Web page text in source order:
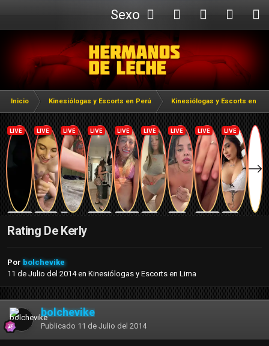
Sexo
Webcam
Inicio Kinesiólogas y Escorts en Perú Kinesiólogas y Escorts en
Rating De Kerly
Por bolchevike
11 de Julio del 2014en Kinesiólogas y Escorts en Lima
bolchevike
Publicado 11 de Julio del 2014